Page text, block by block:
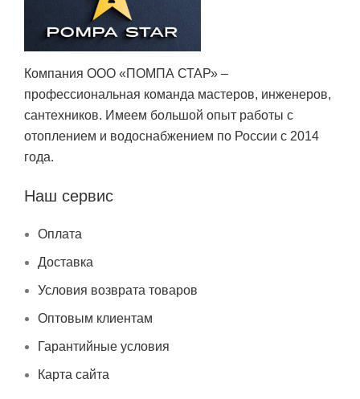
Компания ООО «ПОМПА СТАР» –
профессиональная команда мастеров, инженеров,
сантехников. Имеем большой опыт работы с
отоплением и водоснабжением по России с 2014
года.
Наш сервис
Оплата
Доставка
Условия возврата товаров
Оптовым клиентам
Гарантийные условия
Карта сайта